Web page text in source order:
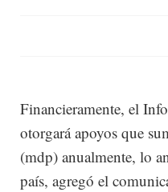
Financieramente, el
otorgará apoyos que
(mdp) anualmente, lo
país, agregó el